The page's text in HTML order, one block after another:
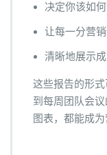
决定你该如
让每一分营
清晰地展示
这些报告的形式
到每周团队会
图表，都能成为